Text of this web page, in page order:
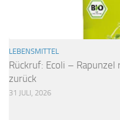
LEBENSMITTEL
Rückruf: Ecoli –
zurück
31 JULI, 2026